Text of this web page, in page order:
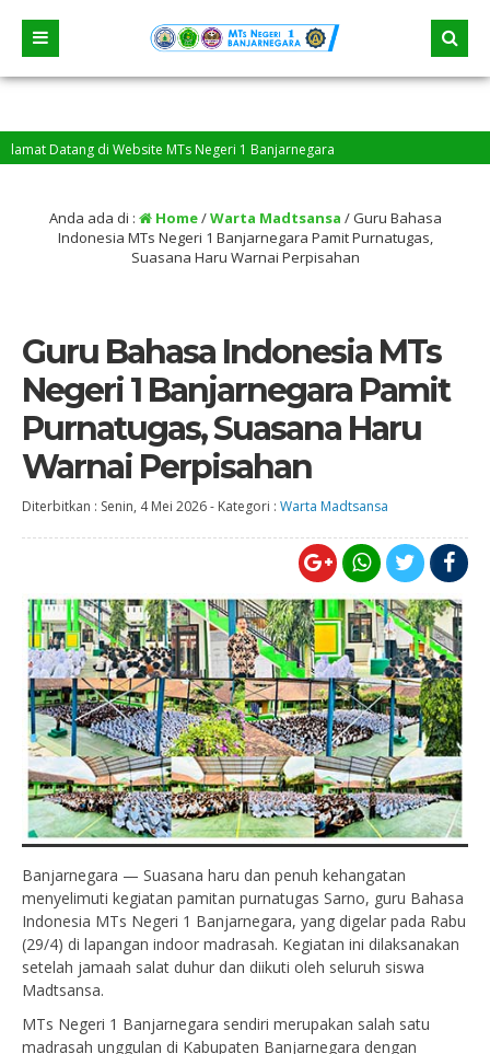
Datang di Website MTs Negeri 1 Banjarnegara
Anda ada di : Home/Warta Madtsansa /Guru Bahasa
Indonesia MTs Negeri 1 Banjarnegara Pamit Purnatugas,
Suasana Haru Warnai Perpisahan
Guru Bahasa Indonesia MTs
Negeri 1 Banjarnegara Pamit
Purnatugas, Suasana Haru
Warnai Perpisahan
Diterbitkan : Senin, 4 Mei 2026- Kategori : Warta Madtsansa
Banjarnegara — Suasana haru dan penuh kehangatan
menyelimuti kegiatan pamitan purnatugas Sarno, guru Bahasa
Indonesia MTs Negeri 1 Banjarnegara, yang digelar pada Rabu
(29/4) di lapangan indoor madrasah. Kegiatan ini dilaksanakan
setelah jamaah salat duhur dan diikuti oleh seluruh siswa
Madtsansa.
MTs Negeri 1 Banjarnegara sendiri merupakan salah satu
madrasah unggulan di Kabupaten Banjarnegara dengan